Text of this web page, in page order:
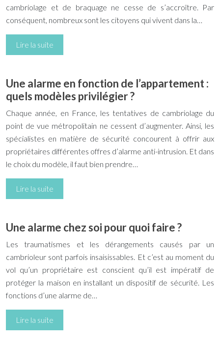
cambriolage et de braquage ne cesse de s’accroître. Par
conséquent, nombreux sont les citoyens qui vivent dans la…
Lire la suite
Une alarme en fonction de l’appartement :
quels modèles privilégier ?
Chaque année, en France, les tentatives de cambriolage du
point de vue métropolitain ne cessent d’augmenter. Ainsi, les
spécialistes en matière de sécurité concourent à offrir aux
propriétaires différentes offres d’alarme anti-intrusion. Et dans
le choix du modèle, il faut bien prendre…
Lire la suite
Une alarme chez soi pour quoi faire ?
Les traumatismes et les dérangements causés par un
cambrioleur sont parfois insaisissables. Et c’est au moment du
vol qu’un propriétaire est conscient qu’il est impératif de
protéger la maison en installant un dispositif de sécurité. Les
fonctions d’une alarme de…
Lire la suite